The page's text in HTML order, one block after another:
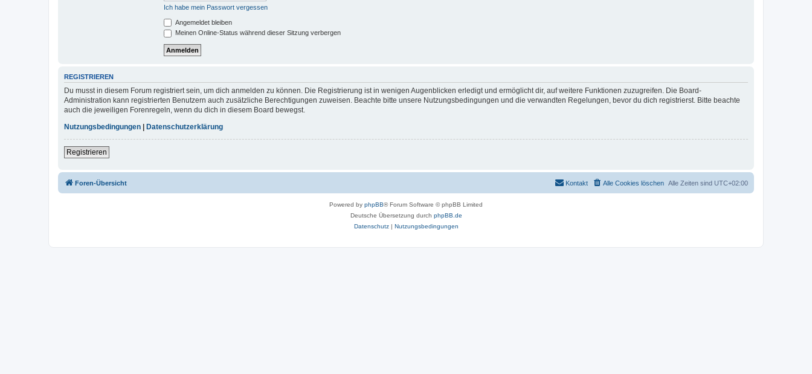
Ich habe mein Passwort vergessen
Angemeldet bleiben
Meinen Online-Status während dieser Sitzung verbergen
REGISTRIEREN
Du musst in diesem Forum registriert sein, um dich anmelden zu können. Die Registrierung ist in wenigen Augenblicken erledigt und ermöglicht dir, auf weitere Funktionen zuzugreifen. Die Board-
Administration kann registrierten Benutzern auch zusätzliche Berechtigungen zuweisen. Beachte bitte unsere Nutzungsbedingungen und die verwandten Regelungen, bevor du dich registrierst. Bitte beachte
auch die jeweiligen Forenregeln, wenn du dich in diesem Board bewegst.
Nutzungsbedingungen
Datenschutzerklärung
Registrieren
Foren-Übersicht Alle Zeiten sind UTC+02:00
Alle Cookies löschen
Kontakt
Powered by phpBB® Forum Software © phpBB Limited
Deutsche Übersetzung durch phpBB.de
Datenschutz| Nutzungsbedingungen